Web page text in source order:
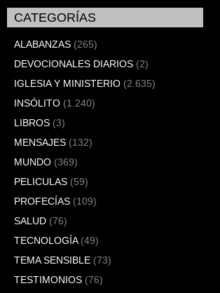
CATEGORÍAS
ALABANZAS (265)
DEVOCIONALES DIARIOS (2)
IGLESIA Y MINISTERIO (2.635)
INSÓLITO (1.240)
LIBROS (3)
MENSAJES (132)
MUNDO (369)
PELICULAS (59)
PROFECÍAS (109)
SALUD (76)
TECNOLOGÍA(49)
TEMA SENSIBLE (73)
TESTIMONIOS (76)